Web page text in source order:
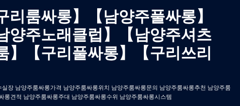
리룸싸롱】【남양주풀싸롱】
양주노래클럽】【남양주셔츠
】【구리풀싸롱】【구리쓰리
장 남양주룸싸롱가격 남양주룸싸롱위치 남양주룸싸롱문의 남양주룸싸롱추천 남양주룸
견적 남양주룸싸롱주대 남양주룸싸롱수위 남양주룸싸롱시스템